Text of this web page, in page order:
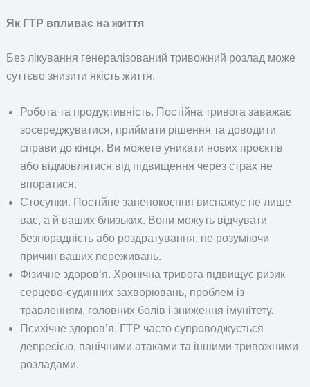
Як ГТР впливає на життя
Без лікування генералізований тривожний розлад може
суттєво знизити якість життя.
Робота та продуктивність. Постійна тривога заважає
зосереджуватися, приймати рішення та доводити
справи до кінця. Ви можете уникати нових проєктів
або відмовлятися від підвищення через страх не
впоратися.
Стосунки. Постійне занепокоєння виснажує не лише
вас, а й ваших близьких. Вони можуть відчувати
безпорадність або роздратування, не розуміючи
причин ваших переживань.
Фізичне здоров’я. Хронічна тривога підвищує ризик
серцево-судинних захворювань, проблем із
травленням, головних болів і зниження імунітету.
Психічне здоров’я. ГТР часто супроводжується
депресією, панічними атаками та іншими тривожними
розладами.